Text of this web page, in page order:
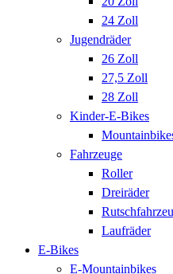
24 Zoll
Jugendräder
26 Zoll
27,5 Zoll
28 Zoll
Kinder-E-Bikes
Fahrzeuge
Roller
Dreiräder
Laufräder
E-Bikes
E-Mountainbikes